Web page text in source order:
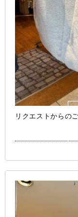
リクエストからの